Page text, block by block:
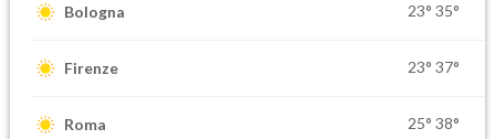
Bologna 23° 35°
Firenze 23° 37°
Roma 25° 38°